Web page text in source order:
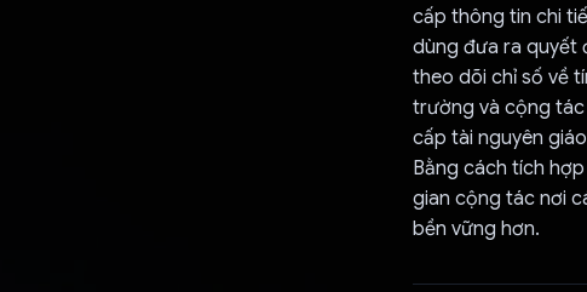
cấp thông tin chi
dùng đưa ra quyết
theo dõi chỉ số về
trường và cộng
cấp tài nguyên
Bằng cách tích
gian cộng tác nơi
bền vững hơn.